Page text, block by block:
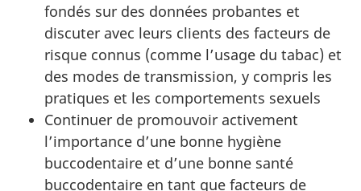
fondés sur des données probantes et
discuter avec leurs clients des facteurs de
risque connus (comme l’usage du tabac) et
des modes de transmission, y compris les
pratiques et les comportements sexuels
Continuer de promouvoir activement
l’importance d’une bonne hygiène
buccodentaire et d’une bonne santé
buccodentaire en tant que facteurs de